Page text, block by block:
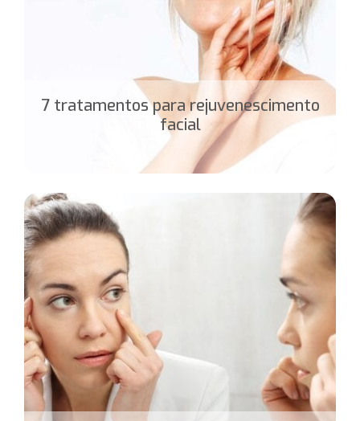
7 tratamentos para rejuvenescimento
facial